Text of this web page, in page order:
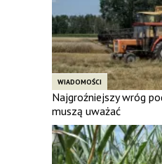
WIADOMOŚCI
Najgroźniejszy wróg
muszą uważać